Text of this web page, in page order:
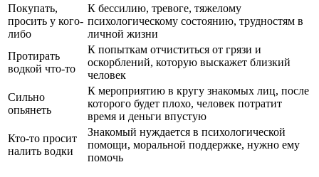
Покупать,
просить у кого-
либо
К бессилию, тревоге, тяжелому
психологическому состоянию, трудностям в
личной жизни
Протирать
водкой что-то
К попыткам отчиститься от грязи и
оскорблений, которую выскажет близкий
человек
Сильно
опьянеть
К мероприятию в кругу знакомых лиц, после
которого будет плохо, человек потратит
время и деньги впустую
Кто-то просит
налить водки
Знакомый нуждается в психологической
помощи, моральной поддержке, нужно ему
помочь